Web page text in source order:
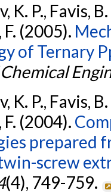
K. P., Favis,
F. (2005).
of Ternary
K. P., Favis,
F. (2004).
prepared
screw
(4), 749-759.